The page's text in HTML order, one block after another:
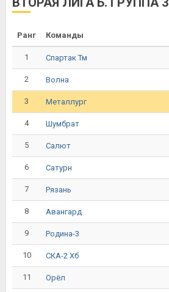
Ранг Команды
1 Спартак Тм
2 Волна
3 Металлург
4 Шумбрат
5 Салют
6 Сатурн
7 Рязань
8 Авангард
9 Родина-3
10 СКА-2 Хб
11 Орёл